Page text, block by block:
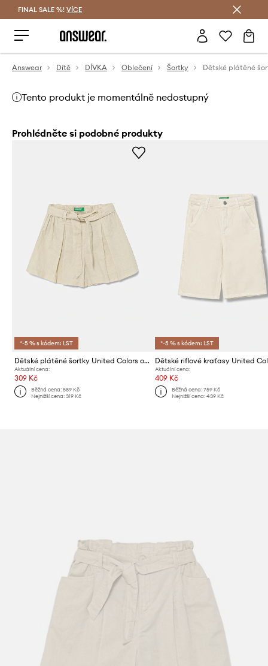
FINAL SALE %! VÍCE
Answear Dítě DÍVKA Oblečení Šortky
Tento produkt je momentálně nedostupný
Prohlédněte si podobné produkty
*-5 % s kódem: LST
Dětské plátěné šortky United Colors of Benetton
Aktuální cena:
309 Kč
Běžná cena:589 Kč
Nejnižší cena:319 Kč
*-5 % s kódem: LST
Aktuální cena:
409 Kč
Běžná cena: 759 Kč
Nejnižší cena: 439 Kč